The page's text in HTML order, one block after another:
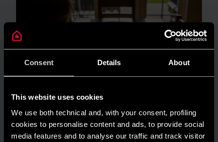
Consent Details About
This website uses cookies
We use both technical and, with your consent, profiling
cookies to personalise content and ads, to provide social
media features and to analyse our traffic and track visitor